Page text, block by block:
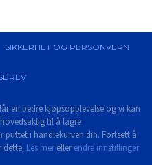
SIKKERHET OG PERSONVERN
en bedre kjøpsopplevelse og vi kan
til å lagre
puttet i handlekurven din. Fortsett å
dette. Les mer ellerendre innstillinger